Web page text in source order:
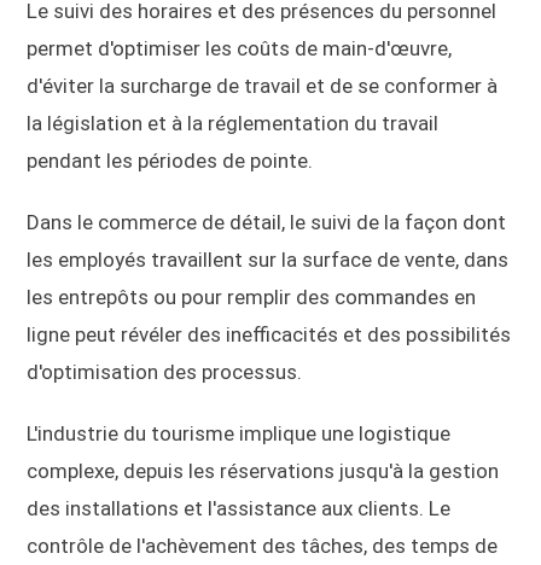
Le suivi des horaires et des présences du personnel
permet d'optimiser les coûts de main-d'œuvre,
d'éviter la surcharge de travail et de se conformer à
la législation et à la réglementation du travail
pendant les périodes de pointe.
Dans le commerce de détail, le suivi de la façon dont
les employés travaillent sur la surface de vente, dans
les entrepôts ou pour remplir des commandes en
ligne peut révéler des inefficacités et des possibilités
d'optimisation des processus.
L'industrie du tourisme implique une logistique
complexe, depuis les réservations jusqu'à la gestion
des installations et l'assistance aux clients. Le
contrôle de l'achèvement des tâches, des temps de